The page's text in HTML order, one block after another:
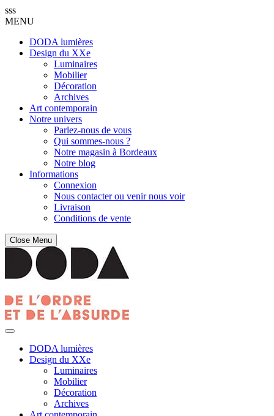
sss
MENU
DODA lumières
Design du XXe
Luminaires
Mobilier
Décoration
Archives
Art contemporain
Notre univers
Parlez-nous de vous
Qui sommes-nous ?
Notre magasin à Bordeaux
Notre blog
Informations
Connexion
Nous contacter ou venir nous voir
Livraison
Conditions de vente
Close Menu
DODA lumières
Design du XXe
Luminaires
Mobilier
Décoration
Archives